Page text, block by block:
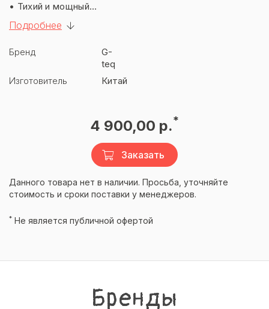
• Тихий и мощный
• 2 режима скорости воздушного потока
• Защита от перегрева
• Кнопка вкл/выкл
Мощность: 1200 Вт
Воздушный поток: 15 м/сек
Температура воздуха: 60 °С
Подробнее
Бренд
G-
teq
Изготовитель
Китай
4 900,00 р.*
Заказать
Данного товара нет в наличии. Просьба, уточняйте
стоимость и сроки поставки у менеджеров.
* Не является публичной офертой
Бренды